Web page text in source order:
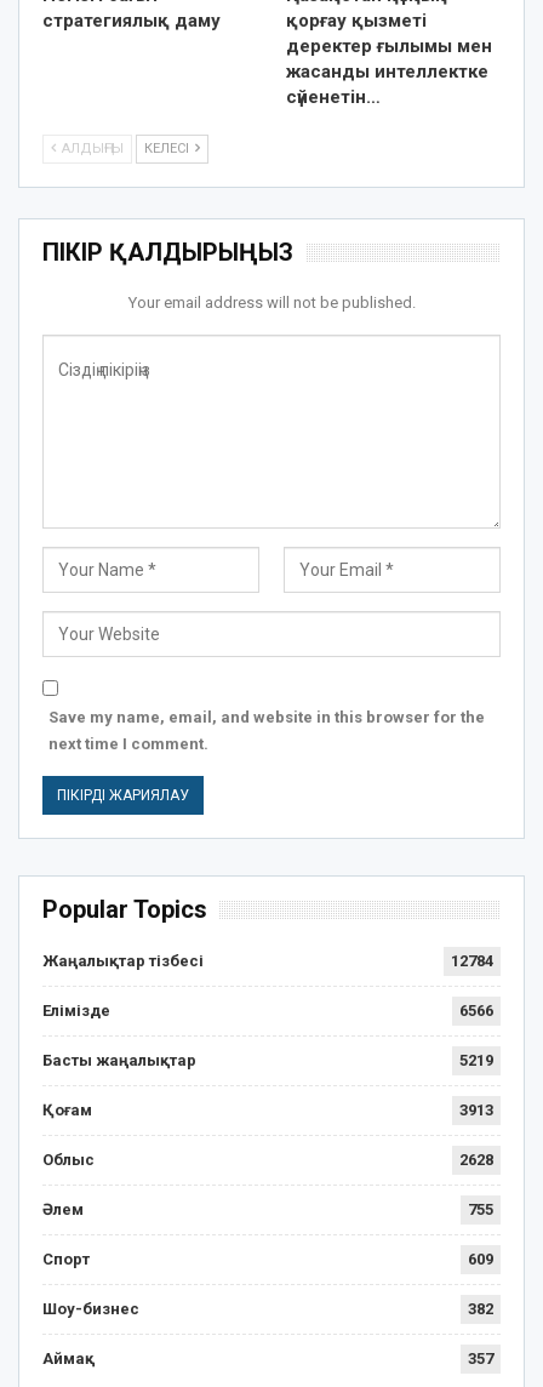
стратегиялық даму
қорғау қызметі
деректер ғылымы мен
жасанды интеллектке
сүйенетін…
АЛДЫҢҒЫ КЕЛЕСІ
ПІКІР ҚАЛДЫРЫҢЫЗ
Your email address will not be published.
Save my name, email, and website in this browser for the
next time I comment.
Popular Topics
Жаңалықтар тізбесі 12784
Елімізде 6566
Басты жаңалықтар 5219
Қоғам 3913
Облыс 2628
Әлем 755
Спорт 609
Шоу-бизнес 382
Аймақ 357